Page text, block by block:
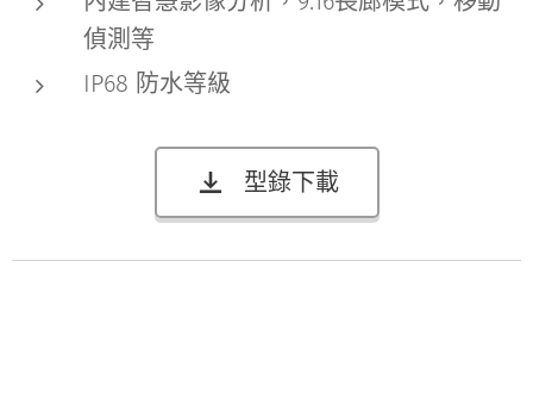
偵測等
IP68 防水等級
型錄下載